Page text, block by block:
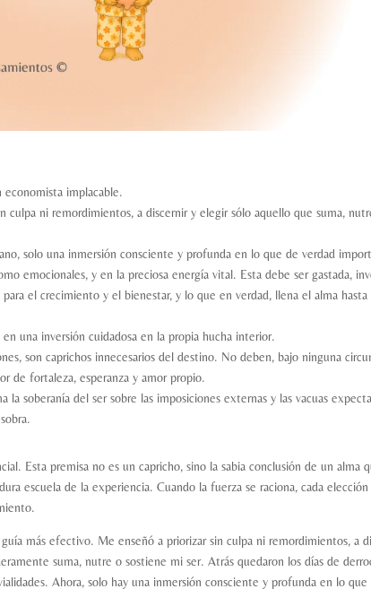
economista implacable.
culpa ni remordimientos, a discernir y elegir sólo aquello que suma,
solo una inmersión consciente y profunda en lo que de verdad
emocionales, y en la preciosa energía vital. Esta debe ser gastada,
el crecimiento y el bienestar, y lo que en verdad, llena el alma hasta
una inversión cuidadosa en la propia hucha interior.
son caprichos innecesarios del destino. No deben, bajo ninguna
de fortaleza, esperanza y amor propio.
soberanía del ser sobre las imposiciones externas y las vacuas
Esta premisa no es un capricho, sino la sabia conclusión de un alma
escuela de la experiencia. Cuando la fuerza se raciona, cada elección
más efectivo. Me enseñó a priorizar sin culpa ni remordimientos, a
suma, nutre o sostiene mi ser. Atrás quedaron los días de
Ahora, solo hay una inmersión consciente y profunda en lo que